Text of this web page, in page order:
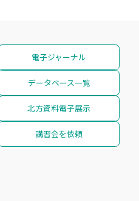
電子ジャーナル
データベース一覧
北方資料電子展示
講習会を依頼